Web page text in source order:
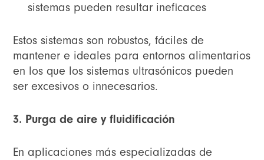
sistemas pueden resultar ineficaces
Estos sistemas son robustos, fáciles de
mantener e ideales para entornos alimentarios
en los que los sistemas ultrasónicos pueden
ser excesivos o innecesarios.
3. Purga de aire y fluidificación
En aplicaciones más especializadas de